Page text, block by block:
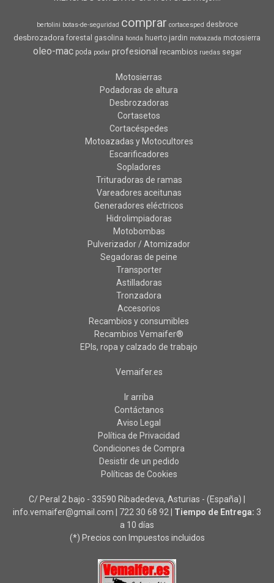
bertolini botas-de-seguridad comprar cortacesped desbroce
desbrozadora forestal gasolina honda huerto jardin motoazada motosierra
oleo-mac poda podar profesional recambios ruedas segar
Motosierras
Podadoras de altura
Desbrozadoras
Cortasetos
Cortacéspedes
Motoazadas y Motocultores
Escarificadores
Sopladores
Trituradoras de ramas
Vareadores aceitunas
Generadores eléctricos
Hidrolimpiadoras
Motobombas
Pulverizador / Atomizador
Segadoras de peine
Transporter
Astilladoras
Tronzadora
Accesorios
Recambios y consumibles
Recambios Vemaifer®
EPIs, ropa y calzado de trabajo
Vemaifer.es
Ir arriba
Contáctanos
Aviso Legal
Política de Privacidad
Condiciones de Compra
Desistir de un pedido
Políticas de Cookies
C/ Peral 2 bajo - 33590 Ribadedeva, Asturias - (España) |
info.vemaifer@gmail.com | 722 30 68 92 Tiempo de Entrega: 3
a 10 días
(*) Precios con Impuestos incluidos